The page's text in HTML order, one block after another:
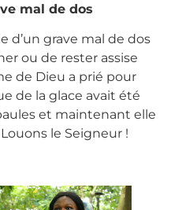
mal de dos
d’un grave mal de dos
ou de rester assise
de Dieu a prié pour
de la glace avait été
et maintenant elle
le Seigneur !